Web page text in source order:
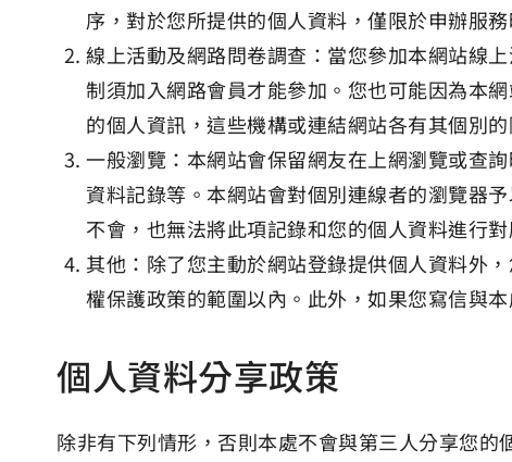
序，對於您所提供的個人資料，僅限於申辦服務
線上活動及網路問卷調查：當您參加本網站線
制須加入網路會員才能參加。您也可能因為本
的個人資訊，這些機構或連結網站各有其個別
一般瀏覽：本網站會保留網友在上網瀏覽或查
資料記錄等。本網站會對個別連線者的瀏覽器
不會，也無法將此項記錄和您的個人資料進行對
其他：除了您主動於網站登錄提供個人資料外
權保護政策的範圍以內。此外，如果您寫信與
個人資料分享政策
除非有下列情形，否則本處不會與第三人分享您的